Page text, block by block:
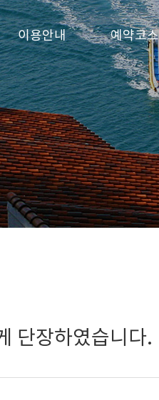
이용안내 예약코스
단장하였습니다.